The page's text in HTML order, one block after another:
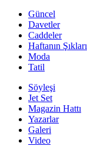
Güncel
Davetler
Caddeler
Haftanın Şıkları
Moda
Tatil
Söyleşi
Jet Set
Magazin Hattı
Yazarlar
Galeri
Video